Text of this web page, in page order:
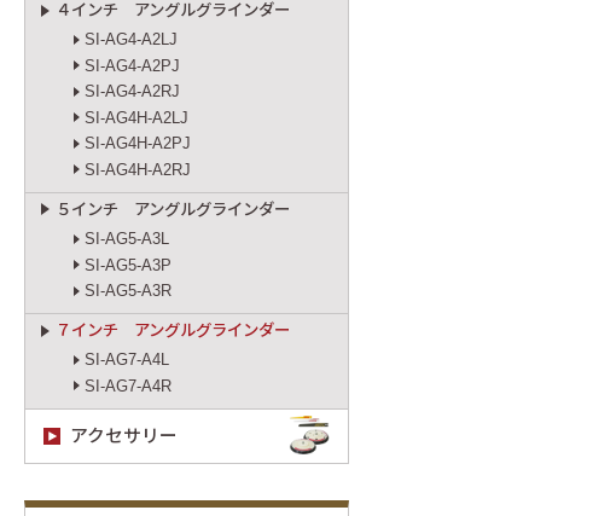
４インチ アングルグラインダー
SI-AG4-A2LJ
SI-AG4-A2PJ
SI-AG4-A2RJ
SI-AG4H-A2LJ
SI-AG4H-A2PJ
SI-AG4H-A2RJ
５インチ アングルグラインダー
SI-AG5-A3L
SI-AG5-A3P
SI-AG5-A3R
７インチ アングルグラインダー
SI-AG7-A4L
SI-AG7-A4R
アクセサリー